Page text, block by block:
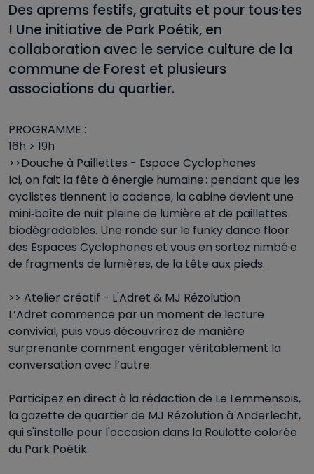
Des aprems festifs, gratuits et pour tous·tes
! Une initiative de Park Poétik, en
collaboration avec le service culture de la
commune de Forest et plusieurs
associations du quartier.
PROGRAMME :
16h > 19h
>>Douche à Paillettes - Espace Cyclophones
Ici, on fait la fête à énergie humaine : pendant que les
cyclistes tiennent la cadence, la cabine devient une
mini‑boîte de nuit pleine de lumière et de paillettes
biodégradables. Une ronde sur le funky dance floor
des Espaces Cyclophones et vous en sortez nimbé·e
de fragments de lumières, de la tête aux pieds.
>> Atelier créatif - L'Adret & MJ Rézolution
L’Adret commence par un moment de lecture
convivial, puis vous découvrirez de manière
surprenante comment engager véritablement la
conversation avec l’autre.
Participez en direct à la rédaction de Le Lemmensois,
la gazette de quartier de MJ Rézolution à Anderlecht,
qui s'installe pour l'occasion dans la Roulotte colorée
du Park Poétik.